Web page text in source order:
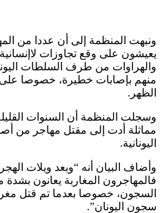
ونبهت المنظمة إلى أن عددا من
يعيشون على وقع تجاوزات
والهراوات من طرف السلطات
منهم بإصابات خطيرة، خصوصا
الظهر.
وسجلت المنظمة أن السنوات
مماثلة أدت إلى مقتل مهاجر من
اليونانية.
وأضاف البيان أنه “وبعد ويلات
فالمهاجرون المغاربة يعانون
السجون، خصوصا بعدما تم قتل
سجون اليونان”.